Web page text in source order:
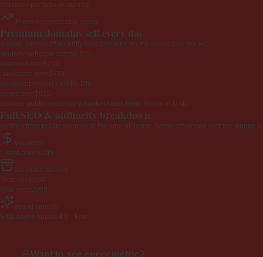
Personal portfolio or agency
Recent comparable sales
Premium domains sell every day
A small sample of recently sold domains on the secondary market.
soulsmokehouse.com$2,605
riverpast.com$710
runegame.com$435
lowdownbrewery.com$5,100
aircnc.com$910
Source: public secondary-market sales feed. Prices in USD.
Full SEO & authority breakdown
Verified from public sources at the time of listing. Some advanced metrics require
Valuation
Listed price$195
Wayback archive
Snapshots 107
First seen2009
Brand signals
EXD NameAppeal 4.0 · Fair
Want to see every metric?